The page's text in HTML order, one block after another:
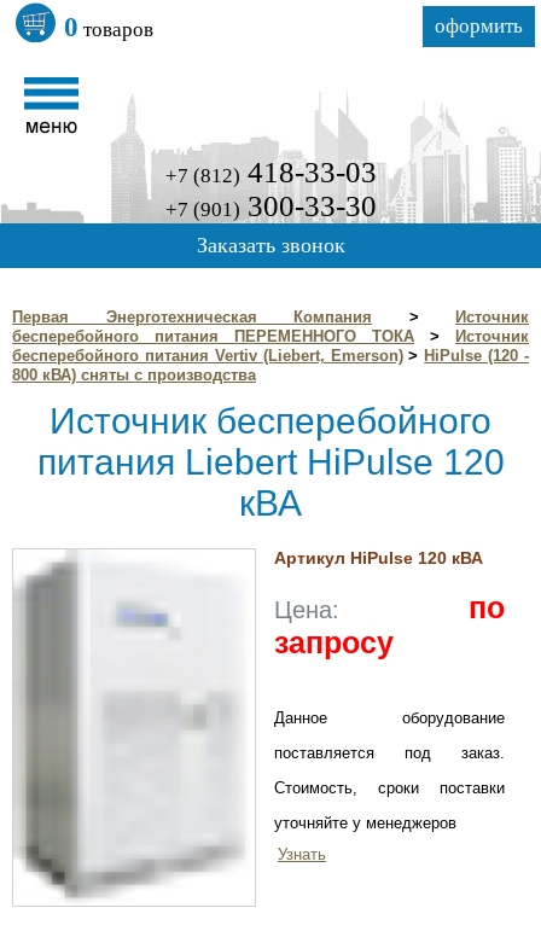
0 товаров оформить
+7 (812) 418-33-03
+7 (901) 300-33-30
Заказать звонок
Первая Энерготехническая Компания >
Источник
бесперебойного питания ПЕРЕМЕННОГО ТОКА >
Источник
бесперебойного питания Vertiv (Liebert, Emerson)> HiPulse (120 -
800 кВА) сняты с производства
Источник бесперебойного
питания Liebert HiPulse 120
кВА
Артикул HiPulse 120 кВА
Цена: по
запросу
Данное оборудование
поставляется под заказ.
Стоимость, сроки поставки
уточняйте у менеджеров
Узнать